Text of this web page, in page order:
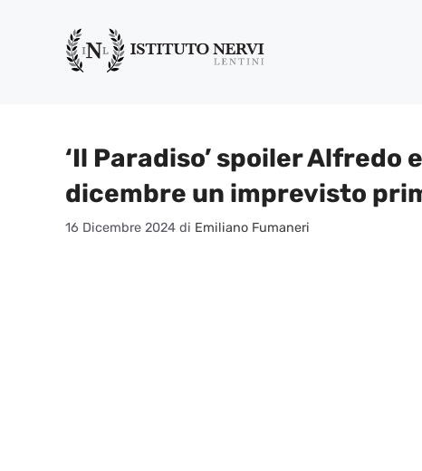
contenuto
‘Il Paradiso’ spoiler
dicembre un imprevisto
16 Dicembre 2024 di Emiliano Fumaneri